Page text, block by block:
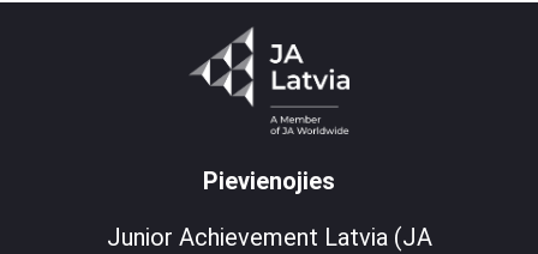
Pievienojies
Junior Achievement Latvia (JA